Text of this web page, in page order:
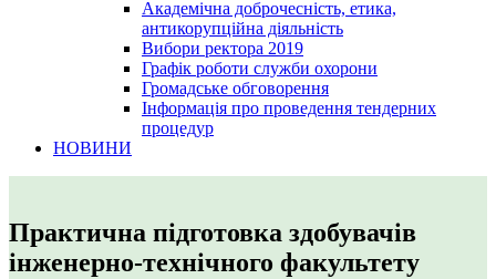
Академічна доброчесність, етика,
антикорупційна діяльність
Вибори ректора 2019
Графік роботи служби охорони
Громадське обговорення
Інформація про проведення тендерних
процедур
НОВИНИ
Практична підготовка здобувачів
інженерно-технічного факультету